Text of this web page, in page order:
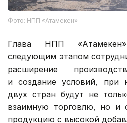
Фото: НПП «Атамекен»
Глава НПП
следующим этапом
расширение
и создание условий, при
двух стран будут не
взаимную торговлю, но и
продукцию с высокой